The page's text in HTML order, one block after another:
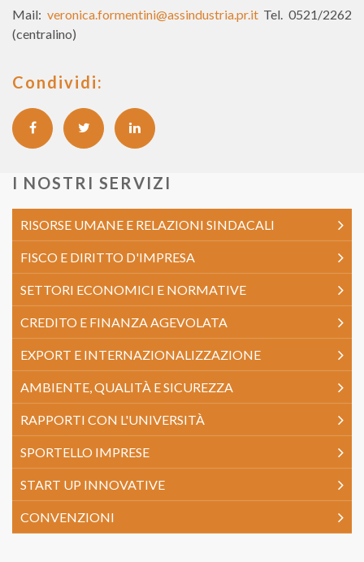
Mail: veronica.formentini@assindustria.pr.itTel. 0521/2262
(centralino)
Condividi:
I NOSTRI SERVIZI
RISORSE UMANE E RELAZIONI SINDACALI
FISCO E DIRITTO D'IMPRESA
SETTORI ECONOMICI E NORMATIVE
CREDITO E FINANZA AGEVOLATA
EXPORT E INTERNAZIONALIZZAZIONE
AMBIENTE, QUALITÀ E SICUREZZA
RAPPORTI CON L'UNIVERSITÀ
SPORTELLO IMPRESE
START UP INNOVATIVE
CONVENZIONI